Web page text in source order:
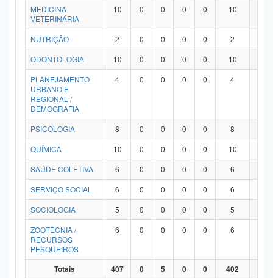
MEDICINA
VETERINÁRIA
10 0 0 0 0 10
NUTRIÇÃO 2 0 0 0 0 2
ODONTOLOGIA
10 0 0 0 0 10
PLANEJAMENTO
URBANO E
REGIONAL /
DEMOGRAFIA
4 0 0 0 0 4
PSICOLOGIA 8 0 0 0 0 8
QUÍMICA
10 0 0 0 0 10
SAÚDE COLETIVA
6 0 0 0 0 6
SERVIÇO SOCIAL
6 0 0 0 0 6
SOCIOLOGIA
5 0 0 0 0 5
ZOOTECNIA /
RECURSOS
PESQUEIROS
6 0 0 0 0 6
Totais 407 0 5 0 0 402